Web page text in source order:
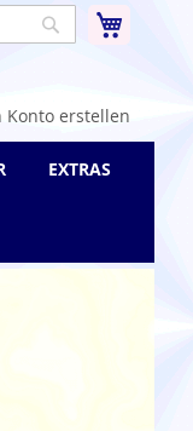
Suche
Konto erstellen
EXTRAS